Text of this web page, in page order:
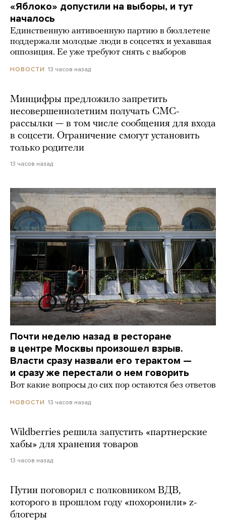
«Яблоко» допустили на выборы, и тут
началось
Единственную антивоенную партию в бюллетене
поддержали молодые люди в соцсетях и уехавшая
оппозиция. Ее уже требуют снять с выборов
НОВОСТИ 13 часов назад
Минцифры предложило запретить
несовершеннолетним получать СМС-
рассылки — в том числе сообщения для входа
в соцсети. Ограничение смогут установить
только родители
13 часов назад
Почти неделю назад в ресторане
в центре Москвы произошел взрыв.
Власти сразу назвали его терактом —
и сразу же перестали о нем говорить
Вот какие вопросы до сих пор остаются без ответов
НОВОСТИ 13 часов назад
Wildberries решила запустить «партнерские
хабы» для хранения товаров
13 часов назад
Путин поговорил с полковником ВДВ,
которого в прошлом году «похоронили» z-
блогеры